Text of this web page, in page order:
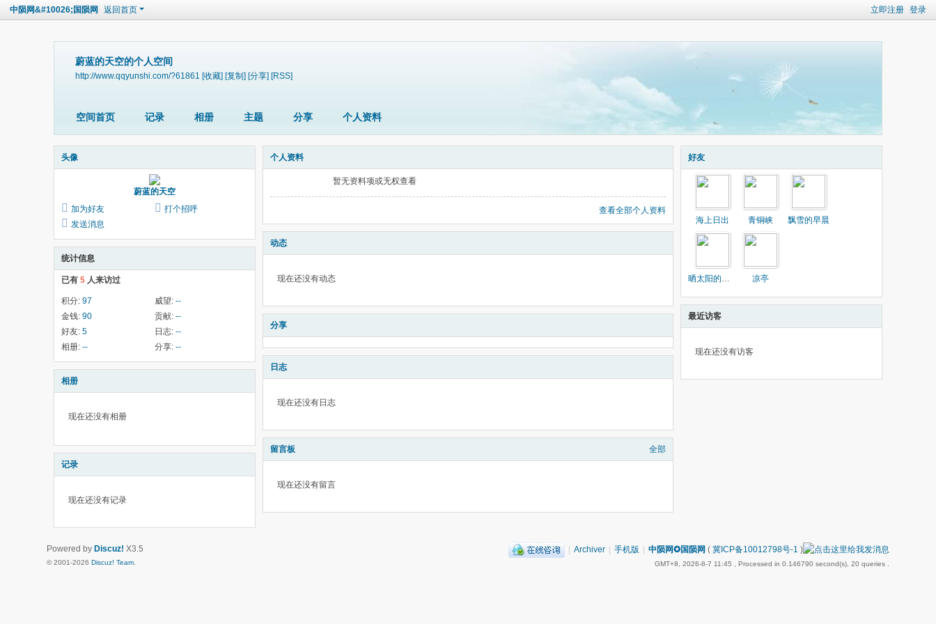
立即注册 登录
中陨网&#10026;国陨网 返回首页
蔚蓝的天空的个人空间
http://www.qqyunshi.com/?61861 [收藏] [复制] [分享] [RSS]
空间首页 记录 相册 主题 分享 个人资料
头像
蔚蓝的天空
加为好友
打个招呼
发送消息
统计信息
已有 5 人来访过
积分: 97 威望: --
金钱: 90 贡献: --
好友: 5 日志: --
相册: -- 分享: --
相册
现在还没有相册
记录
现在还没有记录
个人资料
暂无资料项或无权查看
查看全部个人资料
动态
现在还没有动态
分享
日志
现在还没有日志
留言板 全部
现在还没有留言
好友
海上日出 青铜峡 飘雪的早晨
晒太阳的渔民 凉亭
最近访客
现在还没有访客
| Archiver | 手机版 | 中陨网✪国陨网 ( 冀ICP备10012798号-1 )
GMT+8, 2026-8-7 11:45 , Processed in 0.146790 second(s), 20 queries .
Powered by Discuz! X3.5
© 2001-2026 Discuz! Team